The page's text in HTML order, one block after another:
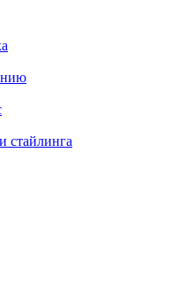
стайлинга